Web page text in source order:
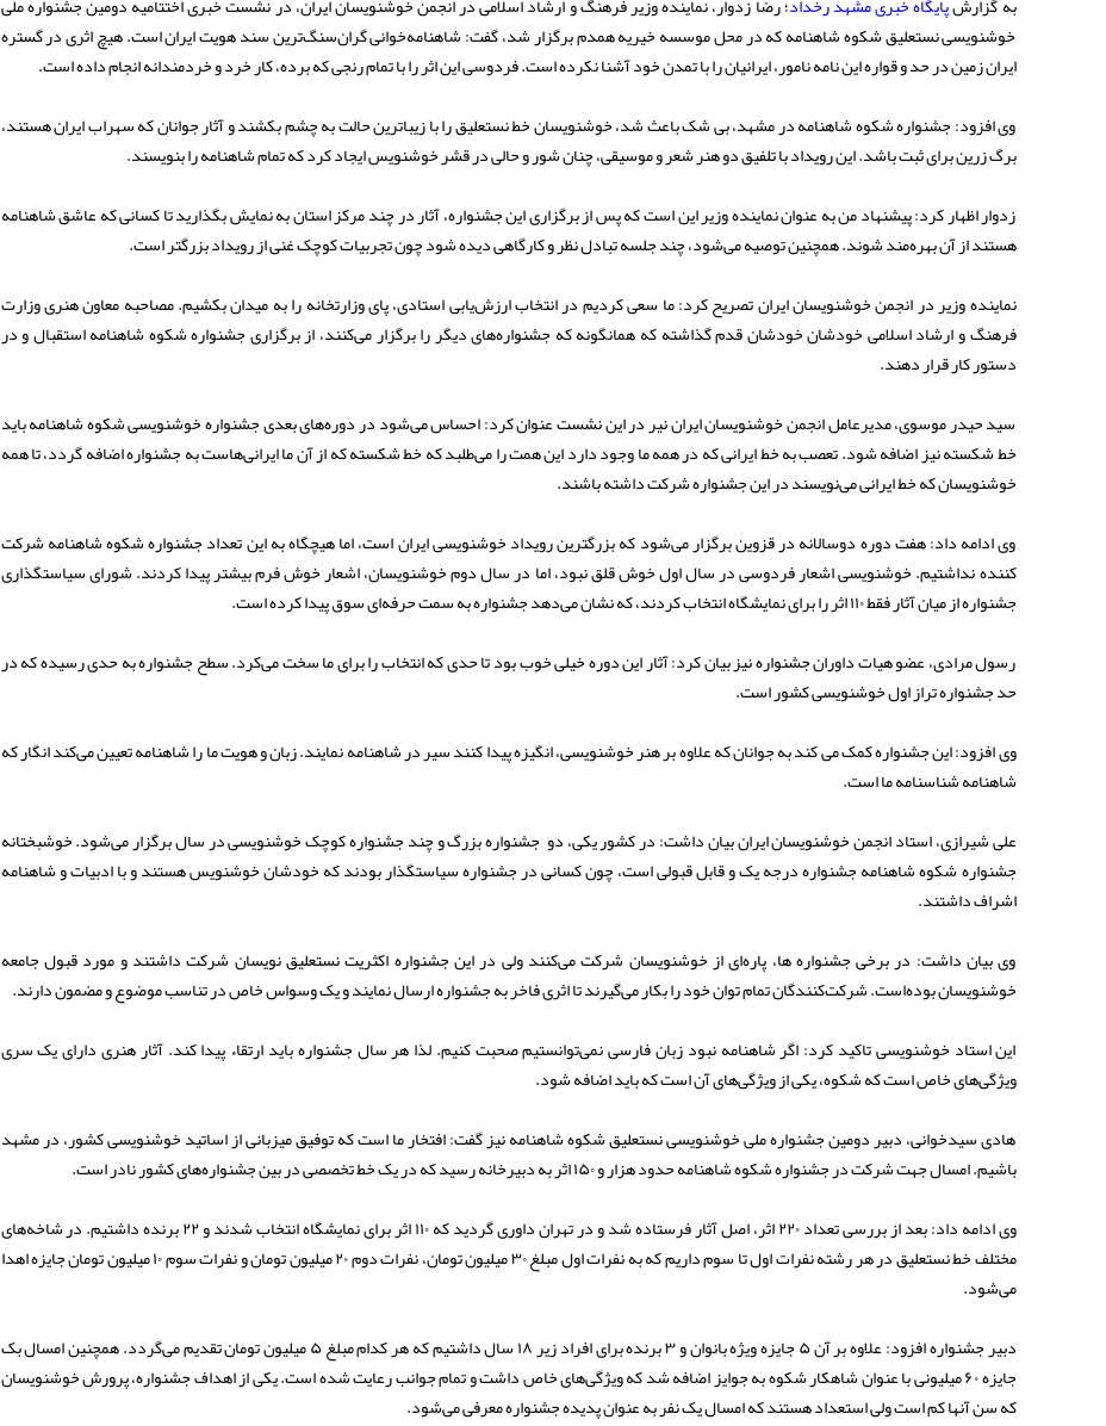
خوشنویسی نستعلیق شکوه شاهنامه که در محل موسسه خیریه همدم برگزار شد، گفت: شاهنامه‌خوانی گران‌سنگ‌ترین سند هویت ایران است. هیچ اثری در گستره
ایران زمین در حد و قواره این نامه‌ نامور، ایرانیان را با تمدن خود آشنا نکرده است. فردوسی این اثر را با تمام رنجی که برده، کار خرد و خردمندانه انجام داده است.
وی افزود: جشنواره شکوه شاهنامه در مشهد، بی شک باعث شد، خوشنویسان خط نستعلیق را با زیباترین حالت به چشم بکشند و آثار جوانان که سهراب ایران هستند،
برگ زرین برای ثبت باشد. این رویداد با تلفیق دو هنر شعر و موسیقی، چنان شور و حالی در قشر خوشنویس ایجاد کرد که تمام شاهنامه را بنویسند.
زدوار اظهار کرد: پیشنهاد من به عنوان نماینده وزیر این است که پس از برگزاری این جشنواره، آثار در چند مرکز استان به نمایش بگذارید تا کسانی که عاشق شاهنامه
هستند از آن بهره‌مند شوند. همچنین توصیه می‌شود، چند جلسه تبادل نظر و کارگاهی دیده شود چون تجربیات کوچک غنی از رویداد بزرگتر است.
نماینده وزیر در انجمن خوشنویسان ایران تصریح کرد: ما سعی کردیم در انتخاب ارزش‌یابی استادی، پای وزارتخانه را به میدان بکشیم. مصاحبه معاون هنری وزارت
فرهنگ و ارشاد اسلامی خودشان خودشان قدم گذاشته که همانگونه که جشنواره‌های دیگر را برگزار می‌کنند، از برگزاری جشنواره شکوه شاهنامه استقبال و در
دستور کار قرار دهند.
سید حیدر موسوی، مدیرعامل انجمن خوشنویسان ایران نیر در این نشست عنوان کرد: احساس می‌شود در دوره‌های بعدی جشنواره خوشنویسی شکوه شاهنامه باید
خط شکسته نیز اضافه شود. تعصب به خط ایرانی که در همه ما وجود دارد این همت را می‌طلبد که خط شکسته که از آن ما ایرانی‌هاست به جشنواره اضافه گردد، تا همه
خوشنویسان که خط ایرانی می‌نویسند در این جشنواره شرکت داشته باشند.
وی ادامه داد: هفت دوره دوسالانه در قزوین برگزار می‌شود که بزرگترین رویداد خوشنویسی ایران است، اما هیچگاه به این تعداد جشنواره شکوه شاهنامه شرکت
کننده نداشتیم. خوشنویسی اشعار فردوسی در سال اول خوش قلق نبود، اما در سال دوم خوشنویسان، اشعار خوش فرم بیشتر پیدا کردند. شورای سیاستگذاری
جشنواره از میان آثار فقط ۱۱۰ اثر را برای نمایشگاه انتخاب کردند، که نشان‌ می‌دهد جشنواره به سمت حرفه‌ای سوق پیدا کرده است.
رسول مرادی، عضو هیات داوران جشنواره نیز بیان کرد: آثار این دوره خیلی خوب بود تا حدی که انتخاب را برای ما سخت می‌کرد. سطح جشنواره به حدی رسیده که در
حد جشنواره تراز اول خوشنویسی کشور است.
وی افزود: این جشنواره کمک می کند به جوانان که علاوه بر هنر خوشنویسی، انگیزه پیدا کنند سیر در شاهنامه نمایند. زبان و هویت ما را شاهنامه تعیین می‌کند انگار که
شاهنامه شناسنامه ما است.
علی شیرازی، استاد انجمن خوشنویسان ایران بیان داشت: در کشور یکی، دو جشنواره بزرگ و چند جشنواره کوچک خوشنویسی در سال برگزار می‌شود. خوشبختانه
جشنواره شکوه شاهنامه جشنواره درجه یک و قابل قبولی است، چون کسانی در جشنواره سیاستگذار بودند که خودشان خوشنویس هستند و با ادبیات و شاهنامه
اشراف داشتند.
وی بیان داشت: در برخی جشنواره ها، پاره‌ای از خوشنویسان شرکت می‌کنند ولی در این جشنواره اکثریت نستعلیق نویسان شرکت داشتند و مورد قبول جامعه
خوشنویسان بوده‌است. شرکت‌کنندگان تمام توان خود را بکار می‌گیرند تا اثری فاخر به جشنواره ارسال نمایند و یک وسواس خاص در تناسب موضوع و مضمون دارند.
این استاد خوشنویسی تاکید کرد: اگر شاهنامه نبود زبان فارسی نمی‌توانستیم صحبت کنیم. لذا هر سال جشنواره باید ارتقاء پیدا کند. آثار هنری دارای یک سری
ویژگی‌های خاص است که شکوه، یکی از ویژگی‌های آن است که باید اضافه شود.
هادی سیدخوانی، دبیر دومین جشنواره ملی خوشنویسی نستعلیق شکوه شاهنامه نیز گفت: افتخار ما است که توفیق میزبانی از اساتید خوشنویسی کشور، در مشهد
باشیم. امسال جهت شرکت در جشنواره شکوه شاهنامه حدود هزار و ۱۵۰ اثر به دبیرخانه رسید که در یک خط تخصصی در بین جشنواره‌های کشور نادر است.
وی ادامه داد: بعد از بررسی تعداد ۲۲۰ اثر، اصل آثار فرستاده شد و در تهران داوری گردید که ۱۱۰ اثر برای نمایشگاه انتخاب شدند و ۲۲ برنده داشتیم. در شاخه‌های
مختلف خط نستعلیق در هر رشته نفرات اول تا سوم داریم که به نفرات اول مبلغ ۳۰ میلیون تومان، نفرات دوم ۲۰ میلیون تومان و نفرات سوم ۱۰ میلیون تومان جایزه اهدا
می‌شود.
دبیر جشنواره افزود: علاوه بر آن ۵ جایزه ویژه بانوان و ۳ برنده برای افراد زیر ۱۸ سال داشتیم که هر کدام مبلغ ۵ میلیون تومان تقدیم می‌گردد. همچنین امسال بک
جایزه ۶۰ میلیونی با عنوان شاهکار شکوه به جوایز اضافه شد که ویژگی‌های خاص داشت و تمام جوانب رعایت شده است. یکی از اهداف جشنواره، پرورش خوشنویسان
که سن آنها کم است ولی استعداد هستند که امسال یک نفر به عنوان پدیده جشنواره معرفی می‌شود.